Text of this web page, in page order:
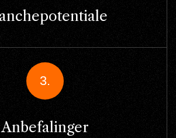
3.
Anbefalinger